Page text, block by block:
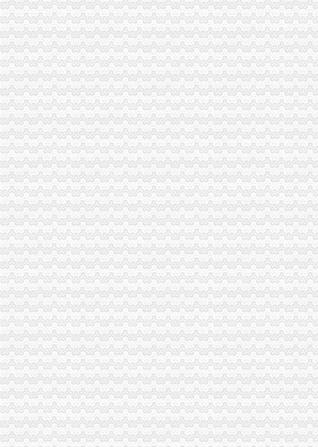
南岸局六到位加“五.一”渝中区公司注册金周旅游市场监管
大足县委副书记陈中举到工商局调研“效率革”渝中区公司注销工作
潼南局渝中区公司注销大力发展农村经纪人架起农民致富金桥
沙坪坝局四举措努力实现高危行业“零问责”重庆公司注册
九龙坡局渝中区代办营业执照西彭所成功化解啤酒购销群体矛盾纠纷
全市工商系统组织人事部门主题实践活动“三基一化”渝中区代办工商执照建设
市渝中区开公司局督导组到南岸局督导检查工作
秀山局房地产市渝中区办执照场整收到五方面成效
南川区委书记谭大辉对南川局渝中区代办公司工作提出四点希望
开县局“三步走”重庆公司注册贯彻落实全市工商局长会议精
荣昌局成功助推星级文明市渝中区公司注册场创建工作
市渝中区代办工商执照局副巡视员谭世贤一行检查指导云局工作
全系统财务第一期继续教育培训圆满完成
涪陵局渝中区办执照采取新举措全方位加执法监督
市渝中区办执照局副局长陈文渝率市检查组督查大足县灾后疫防控工作
巫溪局渝中区代办执照四加深化主题实践活动
机关后勤服务中心认真学习贯彻全市渝中区代办执照工商局长会议精
彭水局四项措施贯彻落实全市渝中区工商登记工商局长会议精
渝中区分公司
渝中区装修网_渝中区装修网站哪个好_渝中区装修网有哪些
重庆视觉装饰有限公司渝中区分公司_工商信息_电话_地址_信用信息
重庆公司注册
【重庆商标注册公司|商标注册代理】-重庆赶集网
重庆注册公司流程及费用
渝中区公司注销
媒体称知名女艺人身陷重庆希尔顿涉案_汽车频道_中国山东网
重庆长江水运股份有限公司关于重大资产出售及吸收合并事宜的权人
渝中区开公司
渝中区江景幼儿园3层栋自带天井采光超好开适合公司买_重庆商
重庆渝中区朝天门搬家公司【今日推荐网-重庆搬家/配送/搬运】